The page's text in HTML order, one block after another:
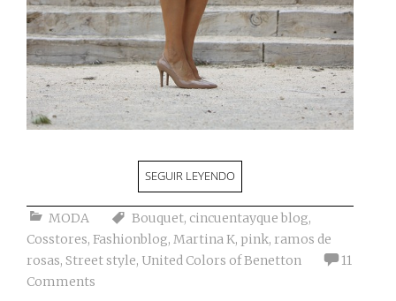
SEGUIR LEYENDO
MODA Bouquet, cincuentayque blog,
Cosstores, Fashionblog, Martina K, pink, ramos de
rosas, Street style, United Colors of Benetton
11
Comments